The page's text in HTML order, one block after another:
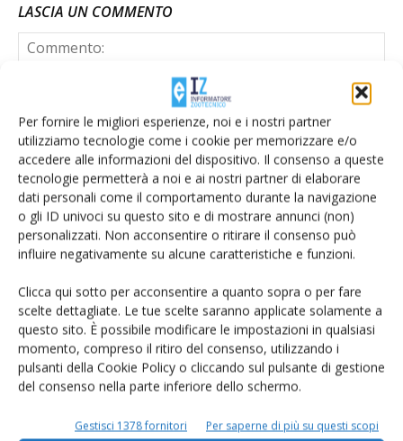
Per fornire le migliori esperienze, noi e i nostri partner
utilizziamo tecnologie come i cookie per memorizzare e/o
accedere alle informazioni del dispositivo. Il consenso a queste
tecnologie permetterà a noi e ai nostri partner di elaborare
dati personali come il comportamento durante la navigazione
o gli ID univoci su questo sito e di mostrare annunci (non)
personalizzati. Non acconsentire o ritirare il consenso può
influire negativamente su alcune caratteristiche e funzioni.
Clicca qui sotto per acconsentire a quanto sopra o per fare
scelte dettagliate. Le tue scelte saranno applicate solamente a
questo sito. È possibile modificare le impostazioni in qualsiasi
momento, compreso il ritiro del consenso, utilizzando i
pulsanti della Cookie Policy o cliccando sul pulsante di gestione
del consenso nella parte inferiore dello schermo.
Gestisci 1378 fornitori Per saperne di più su questi scopi
LASCIA UN COMMENTO
Salva il mio nome, email e sito web in questo browser per la
prossima volta che commento.